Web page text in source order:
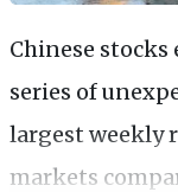
Chinese
series of
largest weekly
markets